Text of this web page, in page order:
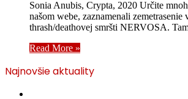
Sonia Anubis, Crypta, 2020 Určite
našom webe, zaznamenali zemetrasenie
thrash/deathovej smršti NERVOSA.
Read More »
Najnovšie aktuality